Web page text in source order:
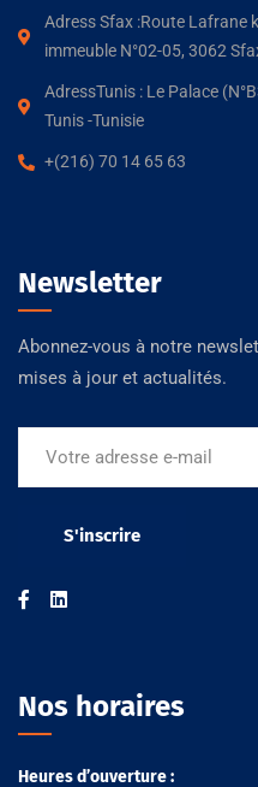
Adress Sfax :Route Lafrane
immeuble N°02-05, 3062
AdressTunis : Le Palace
Tunis -Tunisie
+(216) 70 14 65 63
Newsletter
Abonnez-vous à notre
mises à jour et actualités.
Nos horaires
Heures d’ouverture :